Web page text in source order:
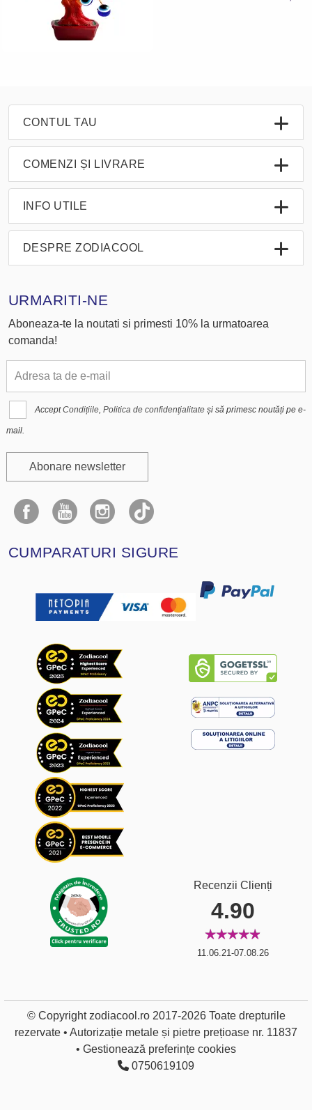
CONTUL TAU
COMENZI ȘI LIVRARE
INFO UTILE
DESPRE ZODIACOOL
URMARITI-NE
Aboneaza-te la noutati si primesti 10% la urmatoarea
comanda!
Accept Condițiile,Politica de confidenţialitate și să primesc noutăți pe e-
mail.
Abonare newsletter
CUMPARATURI SIGURE
Recenzii Clienți
4.90
11.06.21-07.08.26
© Copyright zodiacool.ro 2017-2026 Toate drepturile
rezervate • Autorizație metale și pietre prețioase nr. 11837
• Gestionează preferințe cookies
0750619109